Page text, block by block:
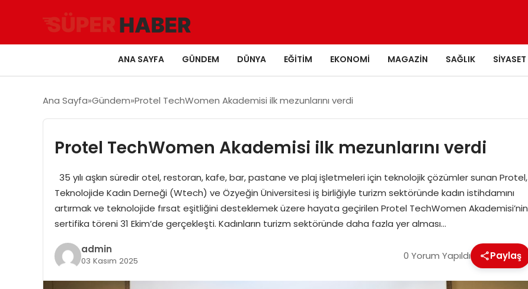
ANA SAYFA GÜNDEM DÜNYA EĞITIM EKONOMI MAGAZIN SAĞLIK SIYASET
Ana Sayfa Gündem Protel TechWomen Akademisi ilk mezunlarını verdi
Protel TechWomen Akademisi ilk mezunlarını verdi
35 yılı aşkın süredir otel, restoran, kafe, bar, pastane ve plaj işletmeleri için teknolojik çözümler sunan Protel,
Teknolojide Kadın Derneği (Wtech) ve Özyeğin Üniversitesi iş birliğiyle turizm sektöründe kadın istihdamını
artırmak ve teknolojide fırsat eşitliğini desteklemek üzere hayata geçirilen Protel TechWomen Akademisi’nin
sertifika töreni 31 Ekim’de gerçekleşti. Kadınların turizm sektöründe daha fazla yer alması…
admin
03 Kasım 2025 0 Yorum Yapıldı Paylaş